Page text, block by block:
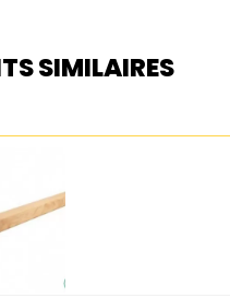
SIMILAIRES